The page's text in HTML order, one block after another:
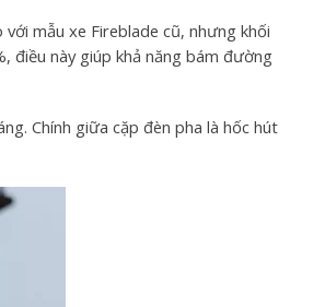
mẫu xe Fireblade cũ, nhưng khối
điều này giúp khả năng bám đường
Chính giữa cặp đèn pha là hốc hút